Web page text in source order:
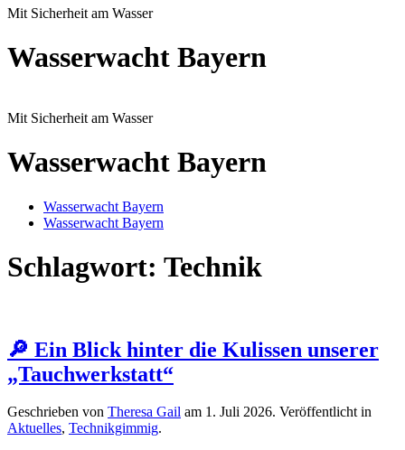
Mit Sicherheit am Wasser
Wasserwacht Bayern
Mit Sicherheit am Wasser
Wasserwacht Bayern
Wasserwacht Bayern
Wasserwacht Bayern
Schlagwort: Technik
🔎 Ein Blick hinter die Kulissen unserer
„Tauchwerkstatt“
Geschrieben von Theresa Gail am 1. Juli 2026. Veröffentlicht in
Aktuelles, Technikgimmig.